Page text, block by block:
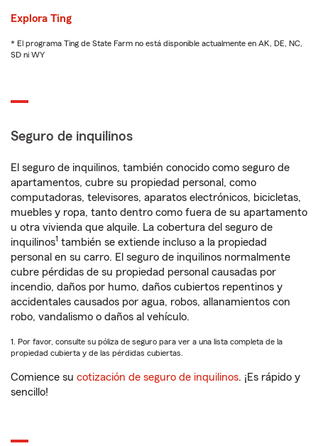
Explora Ting
* El programa Ting de State Farm no está disponible actualmente en AK, DE, NC,
SD ni WY
Seguro de inquilinos
El seguro de inquilinos, también conocido como seguro de
apartamentos, cubre su propiedad personal, como
computadoras, televisores, aparatos electrónicos, bicicletas,
muebles y ropa, tanto dentro como fuera de su apartamento
u otra vivienda que alquile. La cobertura del seguro de
inquilinos1 también se extiende incluso a la propiedad
personal en su carro. El seguro de inquilinos normalmente
cubre pérdidas de su propiedad personal causadas por
incendio, daños por humo, daños cubiertos repentinos y
accidentales causados por agua, robos, allanamientos con
robo, vandalismo o daños al vehículo.
1. Por favor, consulte su póliza de seguro para ver a una lista completa de la
propiedad cubierta y de las pérdidas cubiertas.
Comience su cotización de seguro de inquilinos. ¡Es rápido y
sencillo!